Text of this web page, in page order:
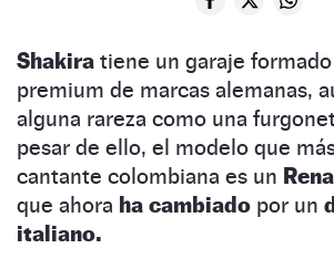
Shakira tiene un garaje
premium de marcas alemanas,
alguna rareza como una
pesar de ello, el modelo que
cantante colombiana es un
que ahora ha cambiado por un
italiano.